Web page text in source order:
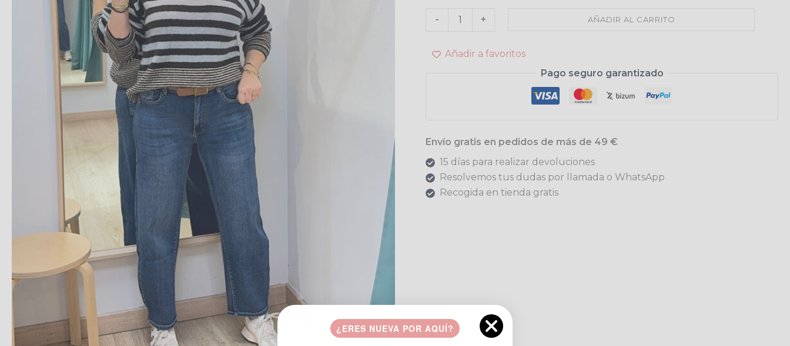
- + AÑADIR AL CARRITO
Añadir a favoritos
Pago seguro garantizado
Envío gratis en pedidos de más de 49 €
15 días para realizar devoluciones
Resolvemos tus dudas por llamada o WhatsApp
Recogida en tienda gratis
¿ERES NUEVA POR AQUÍ?